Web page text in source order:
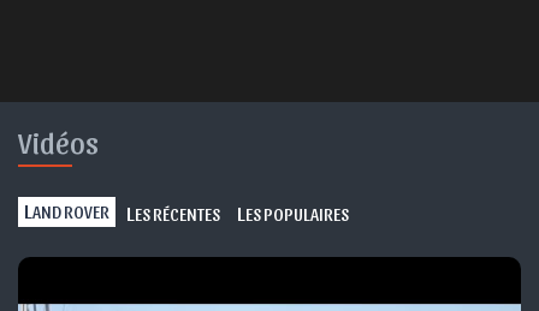
Vidéos
L AND ROVER L ES RÉCENTES L ES POPULAIRES